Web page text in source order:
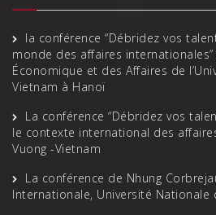
la conférence “Débridez vos
monde des affaires internationales”
Économique et des Affaires de
Vietnam à Hanoï
La conférence “Débridez vos
le contexte international des
Vuong -Vietnam
La conférence de Nhung
Internationale, Université Nationale